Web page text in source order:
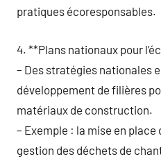
pratiques écoresponsables.
4. **Plans nationaux pour
– Des stratégies nationales
développement de filières
matériaux de construction.
– Exemple : la mise en
gestion des déchets de